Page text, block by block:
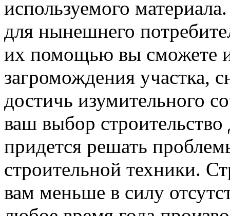
используемого
для нынешнего
их помощью вы сможете
загромождения участка,
достичь изумительного
ваш выбор
придется решать
строительной техники.
вам меньше в силу